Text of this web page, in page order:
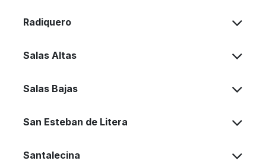
Radiquero
Salas Altas
Salas Bajas
San Esteban de Litera
Santalecina